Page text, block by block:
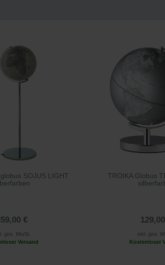
SOJUS LIGHT
€
ges. MwSt.
Versand
TROIKA Globus
inkl. ges.
Kostenloser